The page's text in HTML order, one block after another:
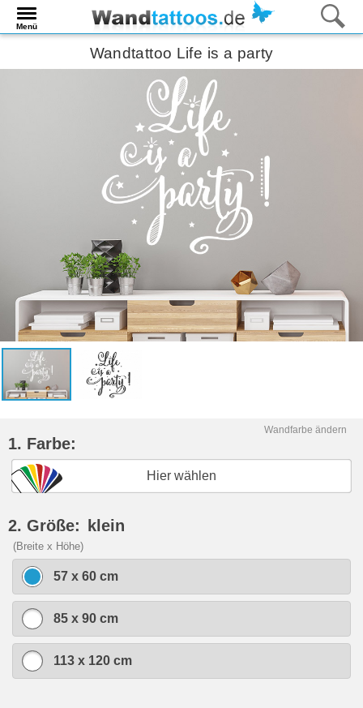
Menü
Wandtattoo Life is a party
Wandfarbe ändern
1. Farbe:
Hier wählen
2. Größe: klein
(Breite x Höhe)
57 x 60 cm
85 x 90 cm
113 x 120 cm